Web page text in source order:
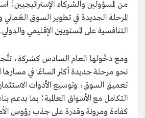
من المسؤولين والشركاء الإستراتيجيين؛
المرحلة الجديدة في تطوير السوق العُماني
التنافسية على المستويين الإقليمي والدولي.
ومع دخُولها العام السادس كشركة،
نحو مرحلة جديدة أكثر اتساعًا في
تعميق السوق، وتوسيع الأدوات
التكامل مع الأسواق العالمية؛ بما يدعم
كفاءة ومرونة وقدرة على جذب رؤوس